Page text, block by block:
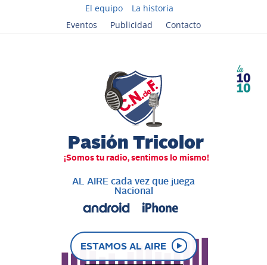
El equipo
La historia
Eventos
Publicidad Contacto
AL AIRE cada vez que juega
Nacional
ESTAMOS AL AIRE